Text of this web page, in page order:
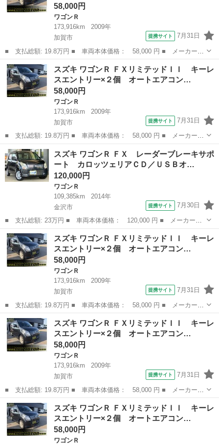
58,000円
ワゴンＲ
173,916km
2009年
加賀市
提携サイト 7月31日
■ 支払総額: 19.8万円 ■ 車両本体価格： 58,000 円 ■ メーカー
名： スズキ ■ 車種名： ワゴンＲ ■ グレード名： ＦＸリミテ
ッドＩＩ キーレスエントリー×２個 オートエアコン プッシュスタ
ート １４Ａ...
石川 加賀市 ワゴンＲ
スズキ ワゴンＲ ＦＸリミテッドＩＩ キーレ
スエントリー×２個 オートエアコン…
58,000円
ワゴンＲ
173,916km
2009年
加賀市
提携サイト 7月31日
■ 支払総額: 19.8万円 ■ 車両本体価格： 58,000 円 ■ メーカー
名： スズキ ■ 車種名： ワゴンＲ ■ グレード名： ＦＸリミテ
ッドＩＩ キーレスエントリー×２個 オートエアコン プッシュスタ
ート １４Ａ...
石川 加賀市 ワゴンＲ
スズキ ワゴンＲ ＦＸ レーダーブレーキサポ
ート カロッツェリアＣＤ／ＵＳＢオ…
120,000円
ワゴンＲ
109,385km
2014年
金沢市
提携サイト 7月30日
■ 支払総額: 23万円 ■ 車両本体価格： 120,000 円 ■ メーカー
名： スズキ ■ 車種名： ワゴンＲ ■ グレード名： ＦＸ レー
ダーブレーキサポート カロッツェリアＣＤ／ＵＳＢオーディオ キ
ーレスキー オー...
石川 金沢市 ワゴンＲ
スズキ ワゴンＲ ＦＸリミテッドＩＩ キーレ
スエントリー×２個 オートエアコン…
58,000円
ワゴンＲ
173,916km
2009年
加賀市
提携サイト 7月31日
■ 支払総額: 19.8万円 ■ 車両本体価格： 58,000 円 ■ メーカー
名： スズキ ■ 車種名： ワゴンＲ ■ グレード名： ＦＸリミテ
ッドＩＩ キーレスエントリー×２個 オートエアコン プッシュスタ
ート １４Ａ...
石川 加賀市 ワゴンＲ
スズキ ワゴンＲ ＦＸリミテッドＩＩ キーレ
スエントリー×２個 オートエアコン…
58,000円
ワゴンＲ
173,916km
2009年
加賀市
提携サイト 7月31日
■ 支払総額: 19.8万円 ■ 車両本体価格： 58,000 円 ■ メーカー
名： スズキ ■ 車種名： ワゴンＲ ■ グレード名： ＦＸリミテ
ッドＩＩ キーレスエントリー×２個 オートエアコン プッシュスタ
ート １４Ａ...
石川 加賀市 ワゴンＲ
スズキ ワゴンＲ ＦＸリミテッドＩＩ キーレ
スエントリー×２個 オートエアコン…
58,000円
ワゴンＲ